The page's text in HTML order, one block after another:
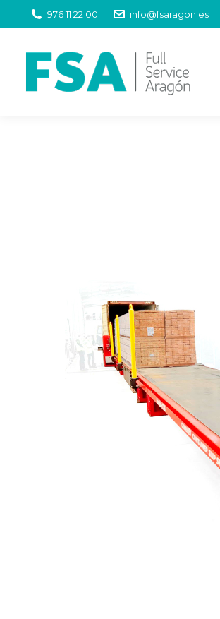
976 11 22 00 info@fsaragon.es